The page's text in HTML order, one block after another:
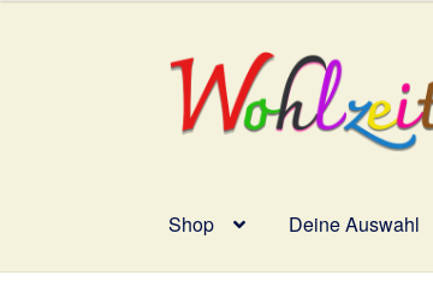
Zur
Navigation
springen
Zum
Inhalt
springen
Shop Deine Auswahl